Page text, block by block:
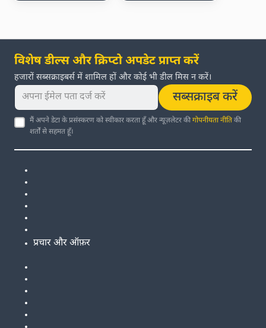
विशेष डील्स और क्रिप्टो अपडेट प्राप्त करें
हजारों सब्सक्राइबर्स में शामिल हों और कोई भी डील मिस न करें।
सब्सक्राइब करें
मैं अपने डेटा के प्रसंस्करण को स्वीकार करता हूँ और न्यूज़लेटर कीगोपनीयता नीतिकी
शर्तों से सहमत हूँ।
प्रचार और ऑफ़र